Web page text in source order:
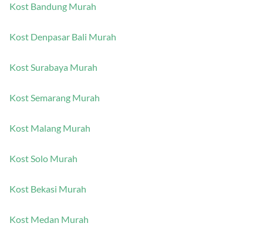
Kost Bandung Murah
Kost Denpasar Bali Murah
Kost Surabaya Murah
Kost Semarang Murah
Kost Malang Murah
Kost Solo Murah
Kost Bekasi Murah
Kost Medan Murah